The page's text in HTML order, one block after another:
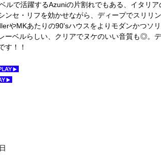
ルで活躍するAzuniの片割れでもある、イタリ
ンセ・リフを効かせながら、ディープでスリリ
やMKあたりの90'sハウスをよりモダンかつソ
ーベルらしい、クリアでヌケのいい音質も◎。
す！！